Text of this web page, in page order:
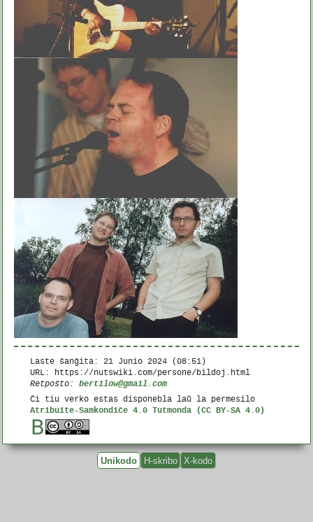
Laste ŝanĝita:21 Junio 2024 (08:51)
URL: https://nutswiki.com/persone/bildoj.html
Retpoŝto:bertilow@gmail.com
Ĉi tiu verko estas disponebla laŭ la permesilo
Atribuite-Samkondiĉe 4.0 Tutmonda (CC BY-SA 4.0)
Unikodo H-skribo X-kodo